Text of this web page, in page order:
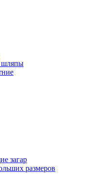
шляпы
загар
размеров